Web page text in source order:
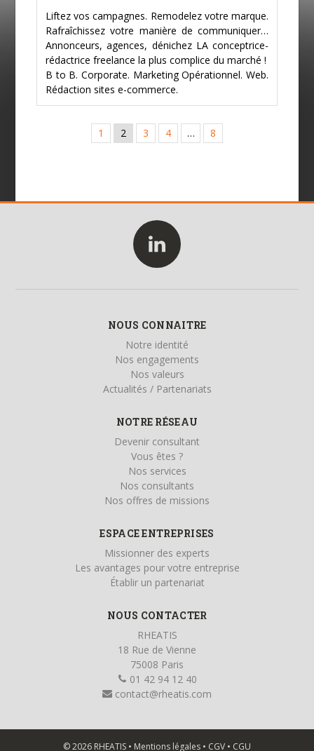
Liftez vos campagnes. Remodelez votre marque.
Rafraîchissez votre manière de communiquer…
Annonceurs, agences, dénichez LA conceptrice-
rédactrice freelance la plus complice du marché !
B to B. Corporate. Marketing Opérationnel. Web.
Rédaction sites e-commerce.
1 2 3 4 … 8
NOUS CONNAITRE
Notre identité
Nos engagements
Nos valeurs
Actualités / Partenariats
NOTRE RÉSEAU
Devenir consultant
Vous êtes ?
Nos services
Nos consultants
Nos offres de missions
ESPACE ENTREPRISES
Missionner des experts
Les avantages pour votre entreprise
Établir un partenariat
NOUS CONTACTER
RHEATIS
18 Rue de Vienne
75008 Paris
01 42 94 12 40
contact@rheatis.com
© 2026 RHEATIS • Mentions légales • CGV • CGU